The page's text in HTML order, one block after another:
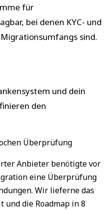
für
bei denen KYC- und
sind.
und dein
den
Überprüfung
Anbieter benötigte vor
eine Überprüfung
Wir lieferne das
die Roadmap in 8